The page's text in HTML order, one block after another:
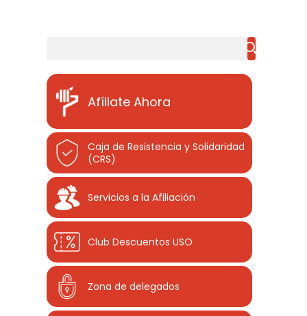
Afíliate Ahora
Caja de Resistencia y Solidaridad
(CRS)
Servicios a la Afiliación
Club Descuentos USO
Zona de delegados